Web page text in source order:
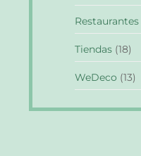
Restaurantes
Tiendas (18)
WeDeco (13)